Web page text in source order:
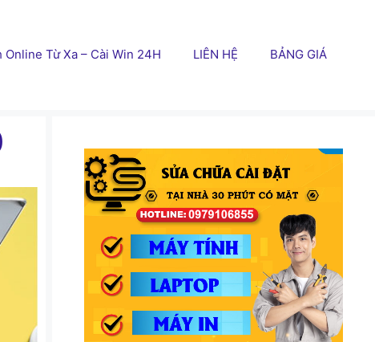
Từ Xa – Cài Win 24H LIÊN HỆ BẢNG GIÁ